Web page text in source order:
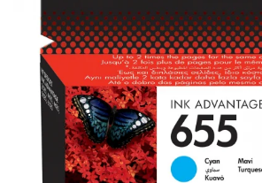
Capete imprimare
Cartuse inkjet si cerneala
Hartie
Ribbon
Developer
Consumabile imprimanta
compatibile